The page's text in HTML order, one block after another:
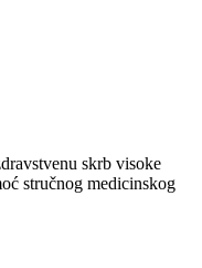
skrb visoke
stručnog medicinskog